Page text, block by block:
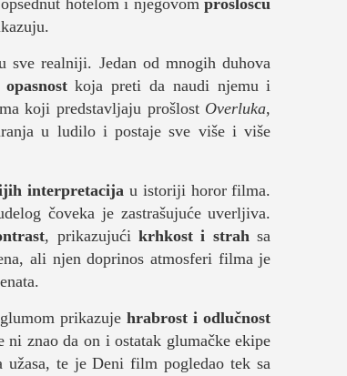
hotelom i njegovomprošlošću
realniji. Jedan od mnogih duhova
koja preti da naudi njemu i
koji predstavljaju prošlost Overluka,
u ludilo i postaje sve više i više
interpretacija u istoriji horor filma.
čoveka je zastrašujuće uverljiva.
, prikazujući krhkost i strahsa
ali njen doprinos atmosferi filma je
prikazujehrabrost i odlučnost
znao da on i ostatak glumačke ekipe
te je Deni film pogledao tek sa